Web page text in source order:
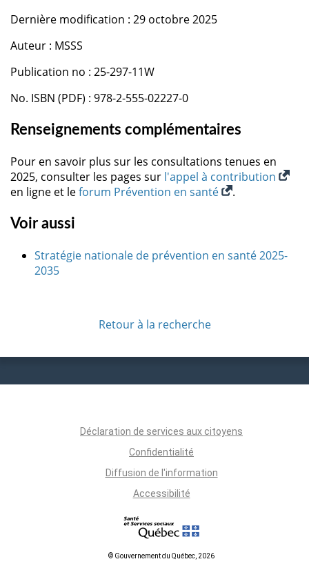
Dernière modification : 29 octobre 2025
Auteur : MSSS
Publication no : 25-297-11W
No. ISBN (PDF) : 978-2-555-02227-0
Renseignements complémentaires
Pour en savoir plus sur les consultations tenues en
2025, consulter les pages sur l'appel à contribution
en ligne et leforum Prévention en santé .
Voir aussi
Stratégie nationale de prévention en santé 2025-
2035
Retour à la recherche
Déclaration de services aux citoyens
Confidentialité
Diffusion de l'information
Accessibilité
© Gouvernement du Québec, 2026